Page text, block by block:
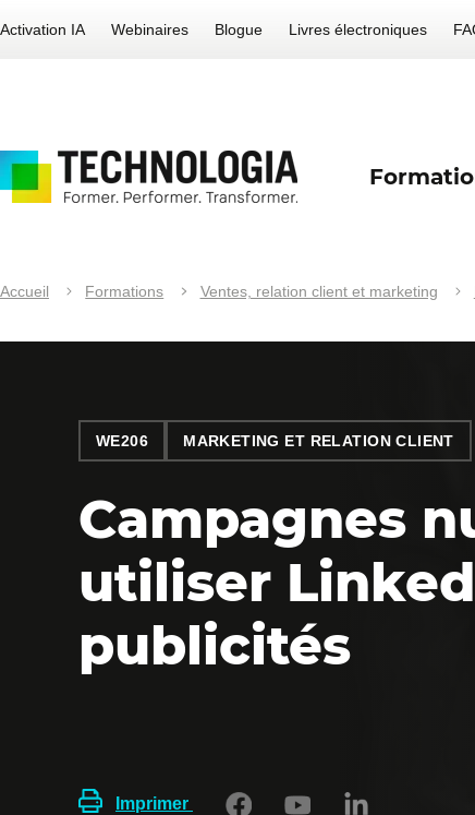
Activation IA Webinaires Blogue Livres électroniques
Accueil Formations Ventes, relation client et marketing
WE206 MARKETING ET RELATION CLIENT
Campagnes
utiliser
publicités
Imprimer